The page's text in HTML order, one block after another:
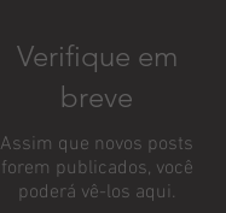
Verifique em
breve
Assim que novos posts
forem publicados, você
poderá vê-los aqui.